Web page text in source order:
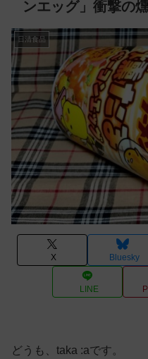
ンエッグ」衝撃の
日清食品
X Bluesky
LINE
どうも、taka :aです。